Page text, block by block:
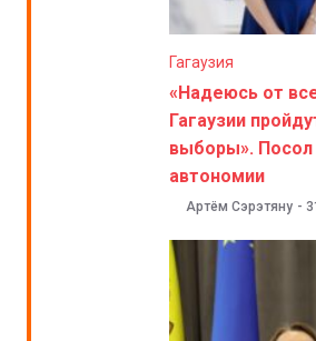
Гагаузия
«Надеюсь от
Гагаузии
выборы». Посол
автономии
Артём Сэрэтяну -